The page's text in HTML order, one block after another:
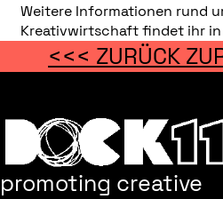
Weitere Informationen rund
Kreativwirtschaft findet ihr in
<<< ZURÜCK
promoting creative